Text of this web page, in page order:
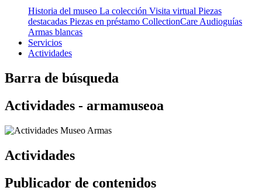
Historia del museo La colección Visita virtual Piezas
destacadas Piezas en préstamo CollectionCare Audioguías
Armas blancas
Servicios
Actividades
Barra de búsqueda
Actividades - armamuseoa
Actividades
Publicador de contenidos